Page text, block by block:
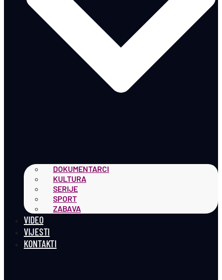
DOKUMENTARCI
KULTURA
SERIJE
SPORT
ZABAVA
VIDEO
VIJESTI
KONTAKTI